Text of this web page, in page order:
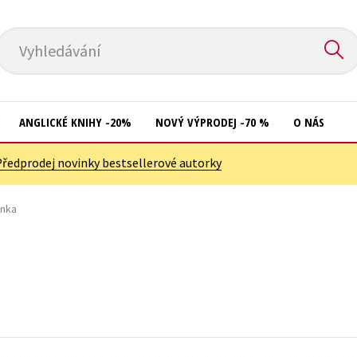
Vyhledávání
ANGLICKÉ KNIHY -20% NOVÝ VÝPRODEJ -70 % O NÁS
novinky bestsellerové autorky